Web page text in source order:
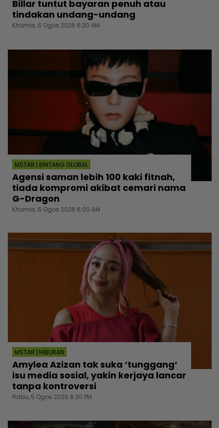
Billar tuntut bayaran penuh atau
tindakan undang-undang
Khamis, 6 Ogos 2026 6:30 AM
MSTAR | BINTANG GLOBAL
Agensi saman lebih 100 kaki fitnah,
tiada kompromi akibat cemari nama
G-Dragon
Khamis, 6 Ogos 2026 6:00 AM
MSTAR | HIBURAN
Amylea Azizan tak suka ‘tunggang‘
isu media sosial, yakin kerjaya lancar
tanpa kontroversi
Rabu, 5 Ogos 2026 8:30 PM